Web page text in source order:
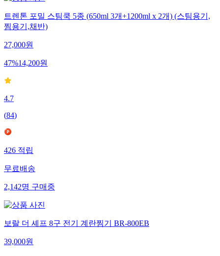
트렌톤 포밀 스팀쿡 5종 (650ml 3개+1200ml x 2개) (스팀용기,
찜용기,채반)
27,000원
47%14,200원
4.7
(84)
426적립
무료배송
2,142명구매중
보랄 더 셰프 8구 전기 계란찜기 BR-800EB
39,000원